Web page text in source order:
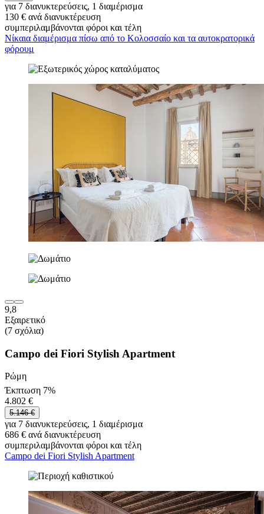
για 7 διανυκτερεύσεις, 1 διαμέρισμα
130 € ανά διανυκτέρευση
συμπεριλαμβάνονται φόροι και τέλη
Νίκαια διαμέρισμα πίσω από το Κολοσσαίο και τα αυτοκρατορικά
φόρουμ
9,8
Εξαιρετικό
(7 σχόλια)
Campo dei Fiori Stylish Apartment
Ρώμη
Έκπτωση 7%
4.802 €
5.146 €
για 7 διανυκτερεύσεις, 1 διαμέρισμα
686 € ανά διανυκτέρευση
συμπεριλαμβάνονται φόροι και τέλη
Campo dei Fiori Stylish Apartment